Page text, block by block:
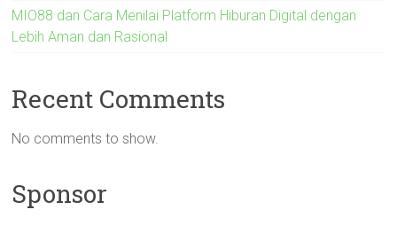
MIO88 dan Cara Menilai Platform Hiburan Digital dengan
Lebih Aman dan Rasional
Recent Comments
No comments to show.
Sponsor